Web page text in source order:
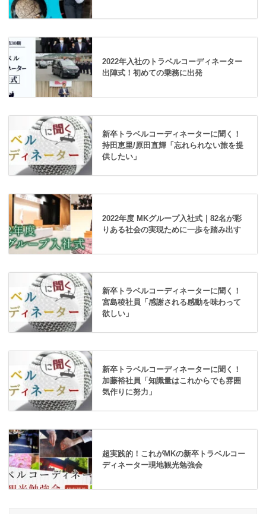
2022年入社のトラベルコーディネーター
出陣式！初めての乗務に出発
新卒トラベルコーディネーターに聞く！
持田恵里/原田直輝「忘れられない旅を提
供したい」
2022年度 MKグループ入社式｜82名が彩
りある社会の実現ために一歩を踏み出す
新卒トラベルコーディネーターに聞く！
宮島稜社員「感謝される感動を味わって
欲しい」
新卒トラベルコーディネーターに聞く！
加藤裕社員「知識量はこれからでも雰囲
気作りに努力」
超実践的！これがMKの新卒トラベルコー
ディネーター現地観光勉強会